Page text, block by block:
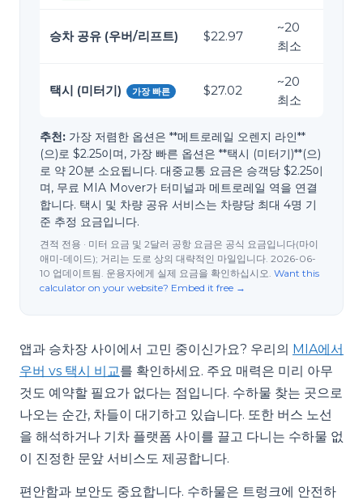
승차 공유 (우버/리프트) $22.97
~20
최소
택시 (미터기) 가장 빠른 $27.02
~20
최소
추천: 가장 저렴한 옵션은 **메트로레일 오렌지 라인**
(으)로 $2.25이며, 가장 빠른 옵션은 **택시 (미터기)**(으)
로 약 20분 소요됩니다. 대중교통 요금은 승객당 $2.25이
며, 무료 MIA Mover가 터미널과 메트로레일 역을 연결
합니다. 택시 및 차량 공유 서비스는 차량당 최대 4명 기
준 추정 요금입니다.
견적 전용 · 미터 요금 및 2달러 공항 요금은 공식 요금입니다(마이
애미-데이드); 거리는 도로 상의 대략적인 마일입니다. 2026-06-
10 업데이트됨. 운용자에게 실제 요금을 확인하십시오. Want this
calculator on your website? Embed it free →
앱과 승차장 사이에서 고민 중이신가요? 우리의 MIA에서
우버 vs 택시 비교를 확인하세요. 주요 매력은 미리 아무
것도 예약할 필요가 없다는 점입니다. 수하물 찾는 곳으로
나오는 순간, 차들이 대기하고 있습니다. 또한 버스 노선
을 해석하거나 기차 플랫폼 사이를 끌고 다니는 수하물 없
이 진정한 문앞 서비스도 제공합니다.
편안함과 보안도 중요합니다. 수하물은 트렁크에 안전하